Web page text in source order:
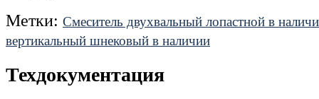
Метки: Смеситель двухвальный лопастной в
вертикальный шнековый в наличии
Техдокументация